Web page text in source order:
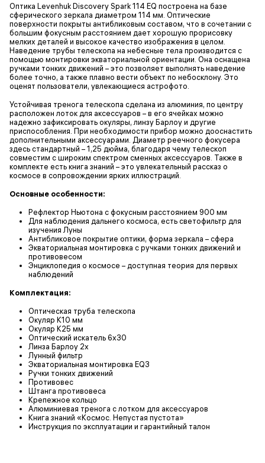
Оптика Levenhuk Discovery Spark 114 EQ построена на базе
сферического зеркала диаметром 114 мм. Оптические
поверхности покрыты антибликовым составом, что в сочетании с
большим фокусным расстоянием дает хорошую прорисовку
мелких деталей и высокое качество изображения в целом.
Наведение трубы телескопа на небесные тела производится с
помощью монтировки экваториальной ориентации. Она оснащена
ручками тонких движений – это позволяет выполнять наведение
более точно, а также плавно вести объект по небосклону. Это
оценят пользователи, увлекающиеся астрофото.
Устойчивая тренога телескопа сделана из алюминия, по центру
расположен лоток для аксессуаров – в его ячейках можно
надежно зафиксировать окуляры, линзу Барлоу и другие
приспособления. При необходимости прибор можно дооснастить
дополнительными аксессуарами. Диаметр реечного фокусера
здесь стандартный – 1,25 дюйма, благодаря чему телескоп
совместим с широким спектром сменных аксессуаров. Также в
комплекте есть книга знаний – это увлекательный рассказ о
космосе в сопровождении ярких иллюстраций.
Основные особенности:
Рефлектор Ньютона с фокусным расстоянием 900 мм
Для наблюдения дальнего космоса, есть светофильтр для
изучения Луны
Антибликовое покрытие оптики, форма зеркала – сфера
Экваториальная монтировка с ручками тонких движений и
противовесом
Энциклопедия о космосе – доступная теория для первых
наблюдений
Комплектация:
Оптическая труба телескопа
Окуляр K10 мм
Окуляр K25 мм
Оптический искатель 6х30
Линза Барлоу 2х
Лунный фильтр
Экваториальная монтировка EQ3
Ручки тонких движений
Противовес
Штанга противовеса
Крепежное кольцо
Алюминиевая тренога с лотком для аксессуаров
Книга знаний «Космос. Непустая пустота»
Инструкция по эксплуатации и гарантийный талон